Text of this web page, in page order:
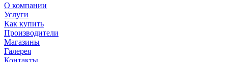
О компании
Услуги
Как купить
Производители
Магазины
Галерея
Контакты